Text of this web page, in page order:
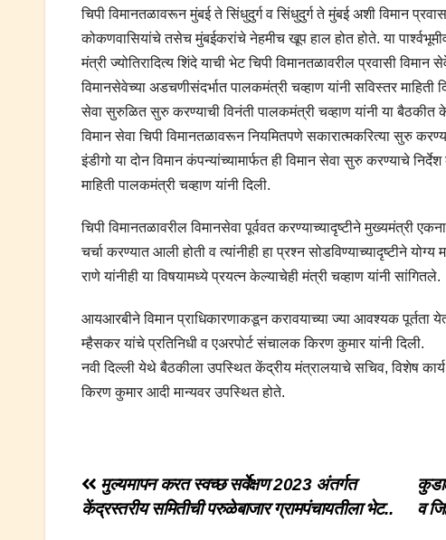
चिपी विमानतळावरून मुंबई ते सिंधुदुर्ग व सिंधुदुर्ग ते मुंबई अशी विमान
कोकणवासियांचे तसेच मुंबईकरांचे नेहमीच खूप हाल होत होते. या
मंत्री ज्योतिरादित्य शिंदे याची भेट चिपी विमानतळावरील प्रवासी
विमानसेवेच्या अडचणीसंदर्भात पालकमंत्री चव्हाण यांनी सविस्तर
सेवा सुरुळित सुरु करण्याची विनंती पालकमंत्री चव्हाण यांनी या बैठकीत
विमान सेवा चिपी विमानतळावरून नियमितपणे सकारात्मकरित्या सुरु
इंडीगो या दोन विमान कंपन्यांच्यामार्फत ही विमान सेवा सुरु करण्याचे
माहिती पालकमंत्री चव्हाण यांनी दिली.
चिपी विमानतळावरील विमानसेवा पूर्ववत करण्याच्यादृष्टीने मुख्यमंत्री
चर्चा करण्यात आली होती व त्यांनीही हा प्रश्न सोडविण्याच्यादृष्टीने
राणे यांनीही या विषयामध्ये प्रयत्न केल्याचेही मंत्री चव्हाण यांनी सांगितले.
आयआरबीने विमान प्राधिकारणाकडून करावयाच्या ज्या आवश्यक पूर्तता
म्हैसकर यांचे प्रतिनिधी व एअरपोर्ट संचालक किरण कुमार यांनी दिली.
नवी दिल्ली येथे बैठकीला उपस्थित केंद्रीय मंत्रालयाचे सचिव, विशेष
किरण कुमार आदी मान्यवर उपस्थित होते.
Post
navigation
व
मुल्यमापन करत स्वच्छ सर्वेक्षण 2023 अंतर्गत
केंद्रस्तरीय समितीची परुळेबाजार ग्रामपंचायतीला भेट..